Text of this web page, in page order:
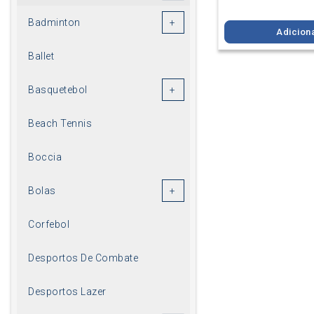
Badminton
Ballet
Basquetebol
Beach Tennis
Boccia
Bolas
Corfebol
Desportos De Combate
Desportos Lazer